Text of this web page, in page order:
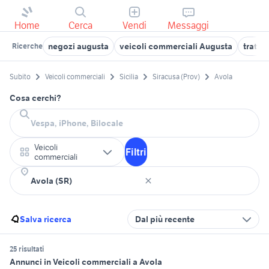
Home Cerca Vendi Messaggi
Ricerche negozi augusta veicoli commerciali Augusta
Subito Veicoli commerciali Sicilia Siracusa (Prov) Avola
Cosa cerchi?
Veicoli
commerciali
Filtri
Salva ricerca Dal più recente
25 risultati
Annunci in Veicoli commerciali a Avola